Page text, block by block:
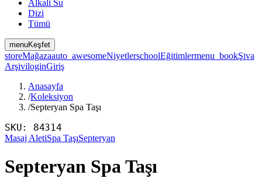
Alkali Su
Dizi
Tümü
menuKeşfet
storeMağazaauto_awesomeNiyetlerschoolEğitimlermenu_bookŞiva
ArşiviloginGiriş
Anasayfa
/Koleksiyon
/Septeryan Spa Taşı
SKU: 84314
Masaj AletiSpa TaşıSepteryan
Septeryan Spa Taşı